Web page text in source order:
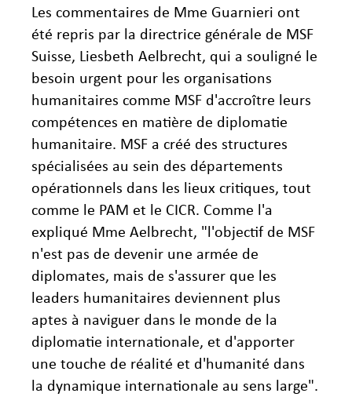
Les commentaires de Mme Guarnieri ont
été repris par la directrice générale de MSF
Suisse, Liesbeth Aelbrecht, qui a souligné le
besoin urgent pour les organisations
humanitaires comme MSF d'accroître leurs
compétences en matière de diplomatie
humanitaire. MSF a créé des structures
spécialisées au sein des départements
opérationnels dans les lieux critiques, tout
comme le PAM et le CICR. Comme l'a
expliqué Mme Aelbrecht, "l'objectif de MSF
n'est pas de devenir une armée de
diplomates, mais de s'assurer que les
leaders humanitaires deviennent plus
aptes à naviguer dans le monde de la
diplomatie internationale, et d'apporter
une touche de réalité et d'humanité dans
la dynamique internationale au sens large".